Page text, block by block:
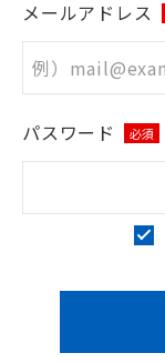
メールアドレス
パスワード 必須